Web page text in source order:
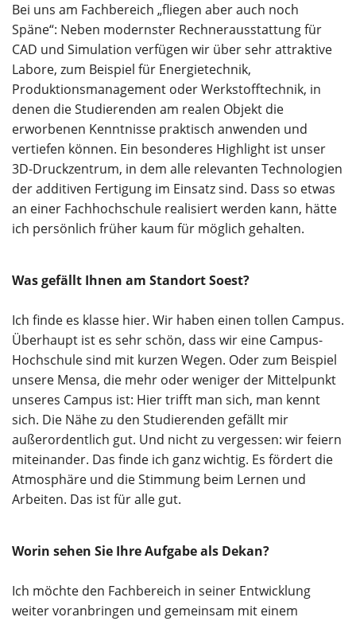
Bei uns am Fachbereich „fliegen aber auch noch
Späne“: Neben modernster Rechnerausstattung für
CAD und Simulation verfügen wir über sehr attraktive
Labore, zum Beispiel für Energietechnik,
Produktionsmanagement oder Werkstofftechnik, in
denen die Studierenden am realen Objekt die
erworbenen Kenntnisse praktisch anwenden und
vertiefen können. Ein besonderes Highlight ist unser
3D-Druckzentrum, in dem alle relevanten Technologien
der additiven Fertigung im Einsatz sind. Dass so etwas
an einer Fachhochschule realisiert werden kann, hätte
ich persönlich früher kaum für möglich gehalten.
Was gefällt Ihnen am Standort Soest?
Ich finde es klasse hier. Wir haben einen tollen Campus.
Überhaupt ist es sehr schön, dass wir eine Campus-
Hochschule sind mit kurzen Wegen. Oder zum Beispiel
unsere Mensa, die mehr oder weniger der Mittelpunkt
unseres Campus ist: Hier trifft man sich, man kennt
sich. Die Nähe zu den Studierenden gefällt mir
außerordentlich gut. Und nicht zu vergessen: wir feiern
miteinander. Das finde ich ganz wichtig. Es fördert die
Atmosphäre und die Stimmung beim Lernen und
Arbeiten. Das ist für alle gut.
Worin sehen Sie Ihre Aufgabe als Dekan?
Ich möchte den Fachbereich in seiner Entwicklung
weiter voranbringen und gemeinsam mit einem